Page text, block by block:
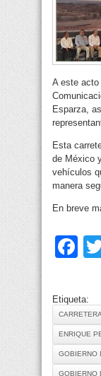
A este acto
Esparza,
Esta
de México
vehículos
manera
En breve
Etiqueta:
ENRIQUE
GOBIERNO
GOBIERNO